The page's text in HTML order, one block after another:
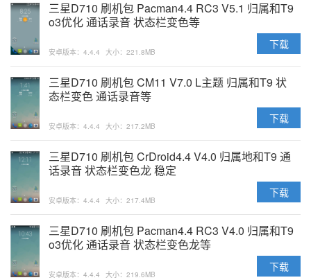
三星D710 刷机包 Pacman4.4 RC3 V5.1 归属和T9
o3优化 通话录音 状态栏变色等
安卓版本：4.4.4 大小：221.8MB
下载
三星D710 刷机包 CM11 V7.0 L主题 归属和T9 状
态栏变色 通话录音等
安卓版本：4.4.4 大小：217.2MB
下载
三星D710 刷机包 CrDroid4.4 V4.0 归属地和T9 通
话录音 状态栏变色龙 稳定
安卓版本：4.4.4 大小：217.4MB
下载
三星D710 刷机包 Pacman4.4 RC3 V4.0 归属和T9
o3优化 通话录音 状态栏变色龙等
安卓版本：4.4.4 大小：219.6MB
下载